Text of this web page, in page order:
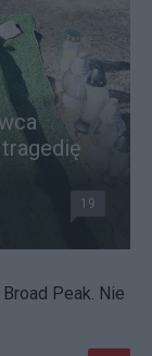
19
Peak. Nie